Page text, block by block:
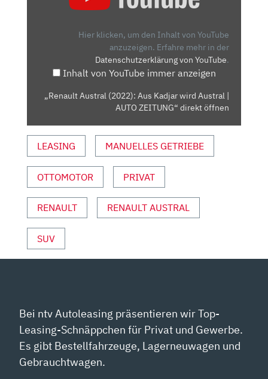
AUTO
YOUTUBE
ANZEIGEN
Hier klicken, um den Inhalt von YouTube
anzuzeigen. Erfahre mehr in der
Datenschutzerklärung von YouTube.
Inhalt von YouTube immer anzeigen
„Renault Austral (2022): Aus Kadjar wird Austral |
AUTO ZEITUNG“ direkt öffnen
LEASING MANUELLES GETRIEBE
OTTOMOTOR PRIVAT
RENAULT RENAULT AUSTRAL
SUV
Bei ntv Autoleasing präsentieren wir Top-
Leasing-Schnäppchen für Privat und Gewerbe.
Es gibt Bestellfahrzeuge, Lagerneuwagen und
Gebrauchtwagen.